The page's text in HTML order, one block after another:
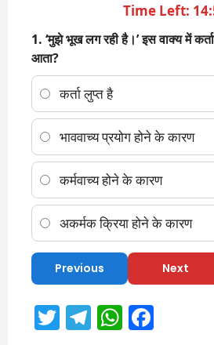
Time Left:
1. ‘मुझे भूख लग रही है।’ इस वाक्य में
आता?
कर्ता लुप्त है
भाववाच्य प्रयोग होने के कारण
कर्मवाच्य होने के कारण
अकर्मक क्रिया होने के कारण
Previous Next
T T W